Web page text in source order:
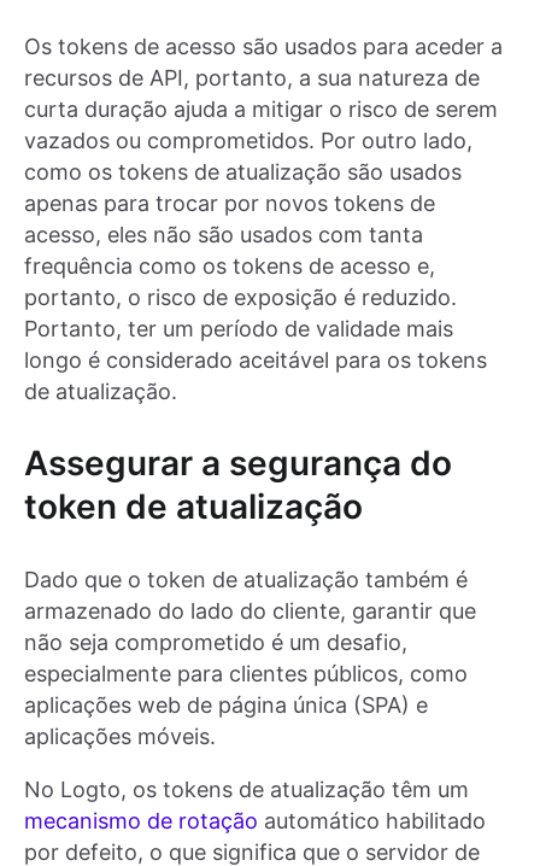
Os tokens de acesso são usados para aceder a
recursos de API, portanto, a sua natureza de
curta duração ajuda a mitigar o risco de serem
vazados ou comprometidos. Por outro lado,
como os tokens de atualização são usados
apenas para trocar por novos tokens de
acesso, eles não são usados com tanta
frequência como os tokens de acesso e,
portanto, o risco de exposição é reduzido.
Portanto, ter um período de validade mais
longo é considerado aceitável para os tokens
de atualização.
Assegurar a segurança do
token de atualização
Dado que o token de atualização também é
armazenado do lado do cliente, garantir que
não seja comprometido é um desafio,
especialmente para clientes públicos, como
aplicações web de página única (SPA) e
aplicações móveis.
No Logto, os tokens de atualização têm um
mecanismo de rotação automático habilitado
por defeito, o que significa que o servidor de